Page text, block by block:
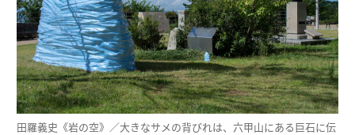
田羅義史《岩の空》／大きなサメの背びれは、六甲山にある巨石に伝